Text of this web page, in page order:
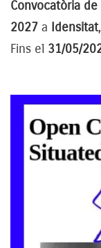
Convocatòria
2027 a Idensitat
Fins el 31/05/